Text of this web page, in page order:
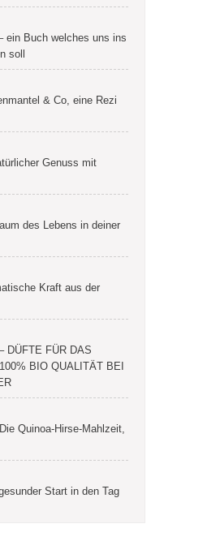
ein Buch welches uns ins
soll
& Co, eine Rezi
Genuss mit
des Lebens in deiner
Kraft aus der
DÜFTE FÜR DAS
BIO QUALITÄT BEI
Quinoa-Hirse-Mahlzeit,
Start in den Tag